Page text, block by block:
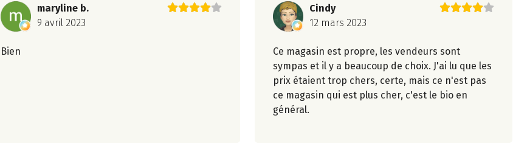
maryline b.
9 avril 2023
Bien
Cindy
12 mars 2023
Ce magasin est propre, les vendeurs sont
sympas et il y a beaucoup de choix. J'ai lu que les
prix étaient trop chers, certe, mais ce n'est pas
ce magasin qui est plus cher, c'est le bio en
général.